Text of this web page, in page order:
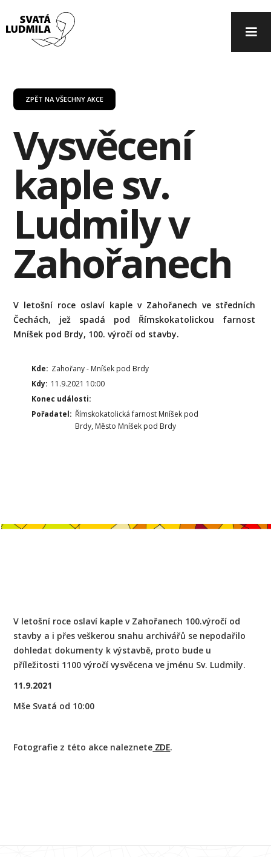
ZPĚT NA VŠECHNY AKCE
Vysvěcení
kaple sv.
Ludmily v
Zahořanech
V letošní roce oslaví kaple v Zahořanech ve středních
Čechách, jež spadá pod Římskokatolickou farnost
Mníšek pod Brdy, 100. výročí od stavby.
Kde: Zahořany - Mníšek pod Brdy
Kdy: 11.9.2021 10:00
Konec události:
Pořadatel: Římskokatolická farnost Mníšek pod
Brdy, Město Mníšek pod Brdy
V letošní roce oslaví kaple v Zahořanech 100.výročí od
stavby a i přes veškerou snahu archivářů se nepodařilo
dohledat dokumenty k výstavbě, proto bude u
příležitosti 1100 výročí vysvěcena ve jménu Sv. Ludmily.
11.9.2021
Mše Svatá od 10:00
Fotografie z této akce naleznete ZDE.